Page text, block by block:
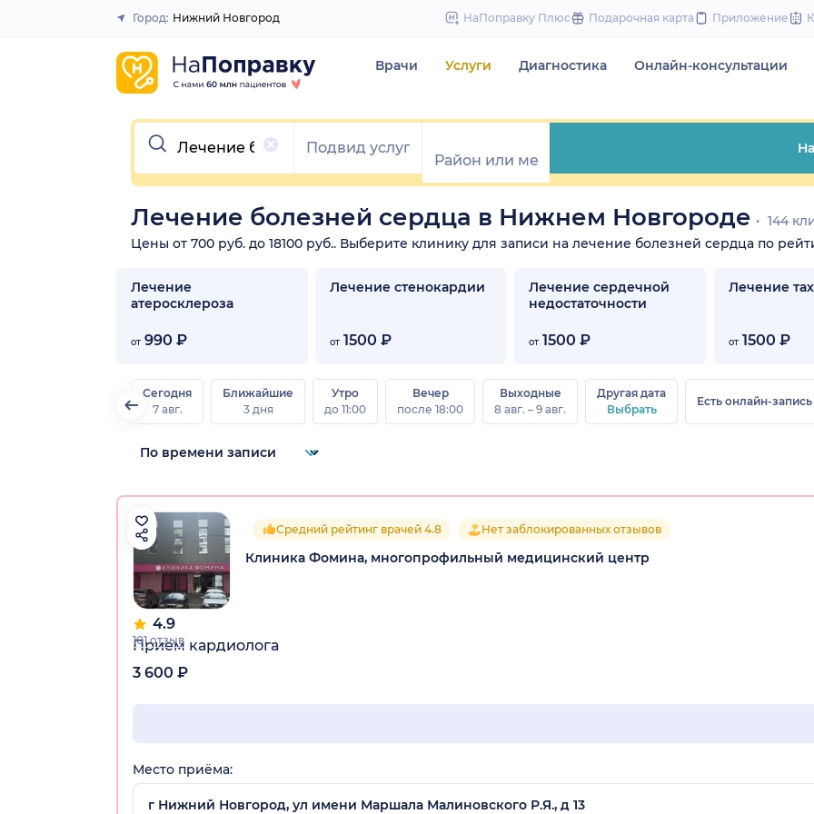
to
Закрыть
Город: Нижний Новгород НаПоправку Плюс Подарочная карта Приложение
Врачи Услуги Диагностика Онлайн-консультации
Очистить
Лечение болезней сердца в Нижнем Новгороде
144
Цены от 700 руб. до 18100 руб.. Выберите клинику для записи на лечение болезней сердца по
Лечение
атеросклероза
от 990 ₽
Лечение стенокардии
от 1500 ₽
Лечение сердечной
недостаточности
от 1500 ₽
Лечение
от1500 ₽
Сегодня
7 авг.
Ближайшие
3 дня
Утро
до 11:00
Вечер
после 18:00
Выходные
8 авг. – 9 авг.
Другая дата
Выбрать
Есть онлайн-запись
4.9
101 отзыв
Средний рейтинг врачей 4.8 Нет заблокированных отзывов
Клиника Фомина, многопрофильный медицинский центр
Прием кардиолога
3 600 ₽
Место приёма:
г Нижний Новгород, ул имени Маршала Малиновского Р.Я., д 13